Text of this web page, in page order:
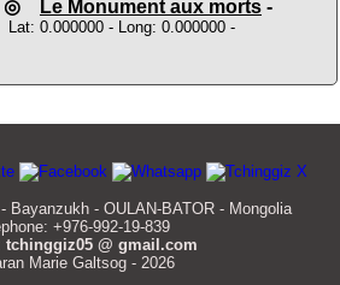
◎ Le Monument aux morts-
Lat: 0.000000 - Long: 0.000000 -
- Bayanzukh - OULAN-BATOR - Mongolia
+976-992-19-839
tchinggiz05 @ gmail.com
Marie Galtsog - 2026